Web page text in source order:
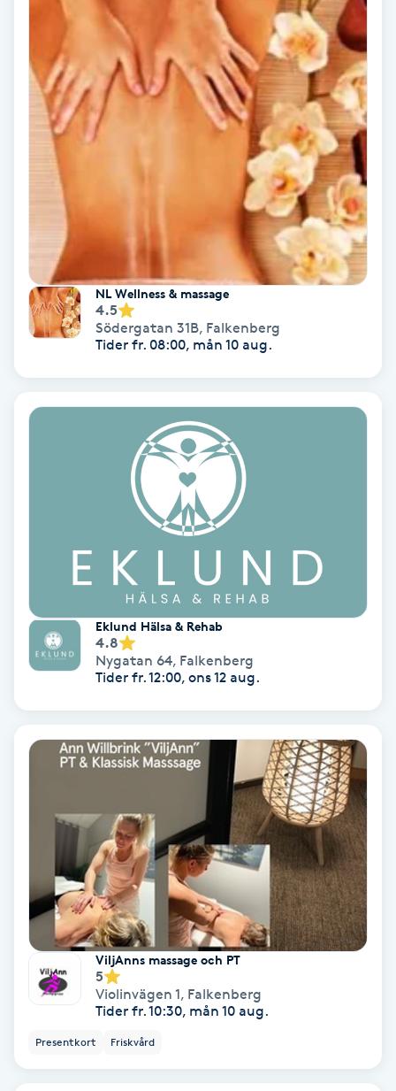
Hudvård
Hyaluronsyra
Hyperhidros
Hypnos
Hårborttagning
Hårbottenbehandling
Hårförlängning
Hälsa
IPL hårborttagning
IR-massage
Japansk massage
Katun fransar
Kemisk peeling
Keratinbehandling
NL Wellness & massage
4.5
Södergatan 31B, Falkenberg
Tider fr. 08:00, mån 10 aug.
Eklund Hälsa & Rehab
4.8
Nygatan 64, Falkenberg
Tider fr. 12:00, ons 12 aug.
ViljAnns massage och PT
5
Violinvägen 1, Falkenberg
Tider fr. 10:30, mån 10 aug.
Presentkort Friskvård